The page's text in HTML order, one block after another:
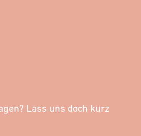
Lass uns doch kurz